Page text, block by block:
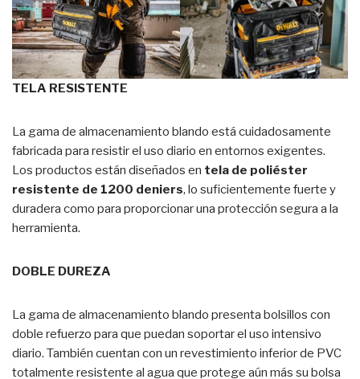
TELA RESISTENTE
La gama de almacenamiento blando está cuidadosamente
fabricada para resistir el uso diario en entornos exigentes.
Los productos están diseñados en tela de poliéster
resistente de 1200 deniers, lo suficientemente fuerte y
duradera como para proporcionar una protección segura a la
herramienta.
DOBLE DUREZA
La gama de almacenamiento blando presenta bolsillos con
doble refuerzo para que puedan soportar el uso intensivo
diario. También cuentan con un revestimiento inferior de PVC
totalmente resistente al agua que protege aún más su bolsa